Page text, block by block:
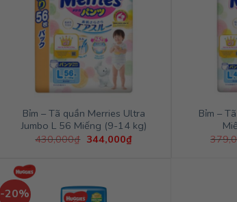
Bỉm – Tã quần Merries Ultra
Jumbo L 56 Miếng (9-14 kg)
430,000₫ Giá
344,000₫Giá
hiện
Bỉm –
-20%